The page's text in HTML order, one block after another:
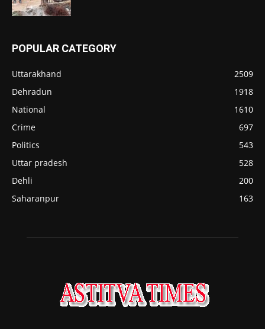
POPULAR CATEGORY
Uttarakhand
2509
Dehradun
1918
National
1610
Crime
697
Politics
543
Uttar pradesh
528
Dehli
200
Saharanpur
163